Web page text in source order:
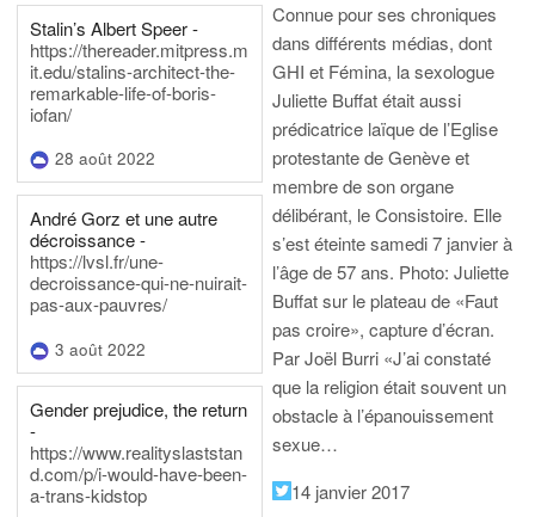
Stalin’s Albert Speer -
https://thereader.mitpress.m
it.edu/stalins-architect-the-
remarkable-life-of-boris-
iofan/
28 août 2022
André Gorz et une autre
décroissance -
https://lvsl.fr/une-
decroissance-qui-ne-nuirait-
pas-aux-pauvres/
3 août 2022
Gender prejudice, the return
-
https://www.realityslaststan
d.com/p/i-would-have-been-
a-trans-kidstop
Connue pour ses chroniques
dans différents médias, dont
GHI et Fémina, la sexologue
Juliette Buffat était aussi
prédicatrice laïque de l’Eglise
protestante de Genève et
membre de son organe
délibérant, le Consistoire. Elle
s’est éteinte samedi 7 janvier à
l’âge de 57 ans. Photo: Juliette
Buffat sur le plateau de «Faut
pas croire», capture d’écran.
Par Joël Burri «J’ai constaté
que la religion était souvent un
obstacle à l’épanouissement
sexue…
14 janvier 2017